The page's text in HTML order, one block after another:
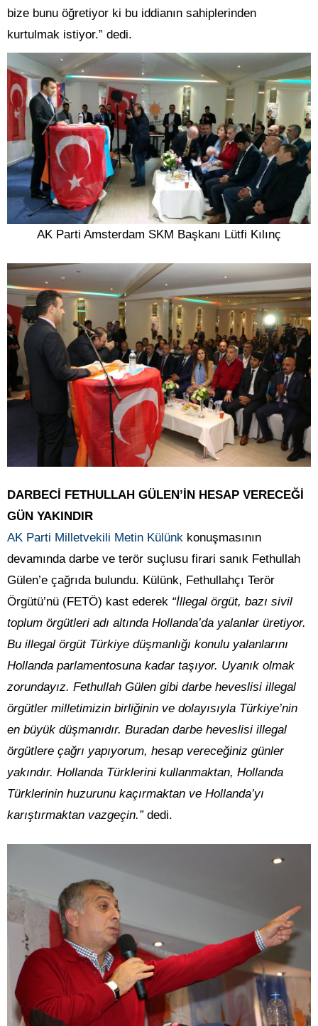
bize bunu öğretiyor ki bu iddianın sahiplerinden
kurtulmak istiyor.” dedi.
AK Parti Amsterdam SKM Başkanı Lütfi Kılınç
DARBECİ FETHULLAH GÜLEN’İN HESAP VERECEĞİ
GÜN YAKINDIR
AK Parti Milletvekili Metin Külünk konuşmasının
devamında darbe ve terör suçlusu firari sanık Fethullah
Gülen’e çağrıda bulundu. Külünk, Fethullahçı Terör
Örgütü’nü (FETÖ) kast ederek “İllegal örgüt, bazı sivil
toplum örgütleri adı altında Hollanda’da yalanlar üretiyor.
Bu illegal örgüt Türkiye düşmanlığı konulu yalanlarını
Hollanda parlamentosuna kadar taşıyor. Uyanık olmak
zorundayız. Fethullah Gülen gibi darbe heveslisi illegal
örgütler milletimizin birliğinin ve dolayısıyla Türkiye’nin
en büyük düşmanıdır. Buradan darbe heveslisi illegal
örgütlere çağrı yapıyorum, hesap vereceğiniz günler
yakındır. Hollanda Türklerini kullanmaktan, Hollanda
Türklerinin huzurunu kaçırmaktan ve Hollanda’yı
karıştırmaktan vazgeçin.”dedi.